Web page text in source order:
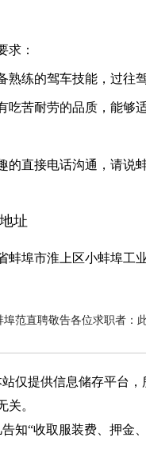
求：
熟练的驾车技能，过往
吃苦耐劳的品质，能够
的直接电话沟通，请说
址
蚌埠市淮上区小蚌埠工
埠范直聘敬告各位求职者：
站仅提供信息储存平台
关。
告知“收取服装费、押金